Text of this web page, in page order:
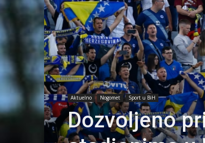
Aktuelno Nogomet Sport u BiH
Dozvoljeno